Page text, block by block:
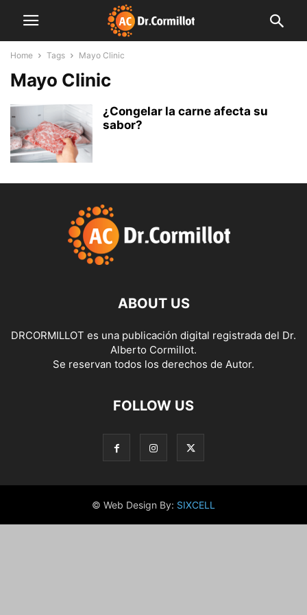
Home Tags Mayo Clinic
Mayo Clinic
¿Congelar la carne afecta su
sabor?
ABOUT US
DRCORMILLOT es una publicación digital registrada del Dr.
Alberto Cormillot.
Se reservan todos los derechos de Autor.
FOLLOW US
© Web Design By: SIXCELL